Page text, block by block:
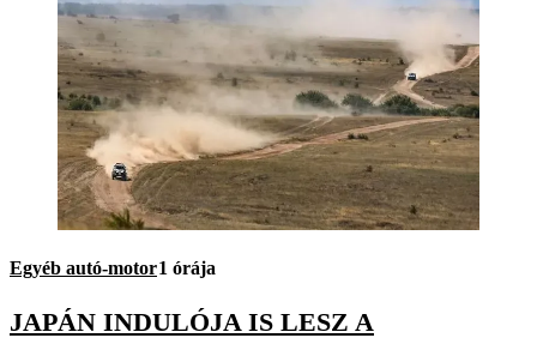
Egyéb autó-motor1 órája
JAPÁN INDULÓJA IS LESZ A